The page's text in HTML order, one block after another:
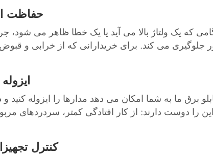
1.
که یک ولتاژ بالا می آید یا یک خطا ظاهر می شود،
می کند. برای خریدارانی که از خرابی و قبوض
2.
برق ما به شما امکان می دهد مدارها را ایزوله
را دوست دارند: از کار افتادگی کمتر، سردردهای
3. کنترل